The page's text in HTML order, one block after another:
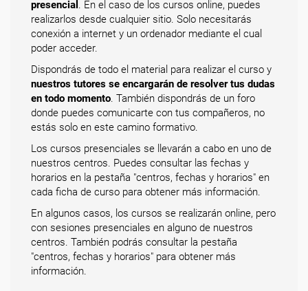
presencial . En el caso de los cursos online, puedes
realizarlos desde cualquier sitio. Solo necesitarás
conexión a internet y un ordenador mediante el cual
poder acceder.
Dispondrás de todo el material para realizar el curso y
nuestros tutores se encargarán de resolver tus dudas
en todo momento. También dispondrás de un foro
donde puedes comunicarte con tus compañeros, no
estás solo en este camino formativo.
Los cursos presenciales se llevarán a cabo en uno de
nuestros centros. Puedes consultar las fechas y
horarios en la pestaña "centros, fechas y horarios" en
cada ficha de curso para obtener más información.
En algunos casos, los cursos se realizarán online, pero
con sesiones presenciales en alguno de nuestros
centros. También podrás consultar la pestaña
"centros, fechas y horarios" para obtener más
información.